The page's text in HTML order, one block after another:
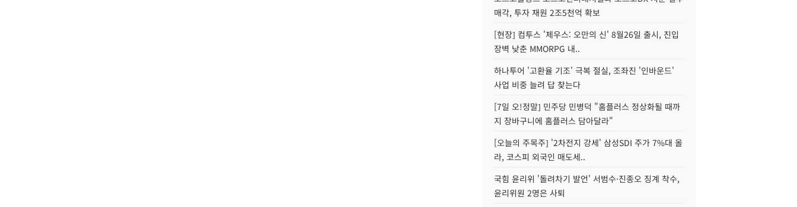
매각, 투자 재원 2조5천억 확보
[현장] 컴투스 '제우스: 오만의 신' 8월26일 출시, 진입
장벽 낮춘 MMORPG 내..
하나투어 '고환율 기조' 극복 절실, 조좌진 '인바운드'
사업 비중 늘려 답 찾는다
[7일 오!정말] 민주당 민병덕 "홈플러스 정상화될 때까
지 장바구니에 홈플러스 담아달라"
[오늘의 주목주] '2차전지 강세' 삼성SDI 주가 7%대 올
라, 코스피 외국인 매도세..
국힘 윤리위 '돌려차기 발언' 서범수·진종오 징계 착수,
윤리위원 2명은 사퇴